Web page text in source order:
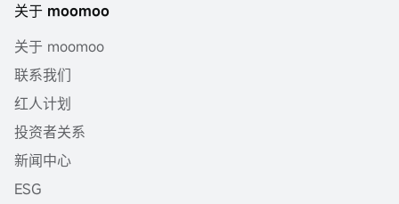
关于 moomoo
关于 moomoo
联系我们
红人计划
投资者关系
新闻中心
ESG